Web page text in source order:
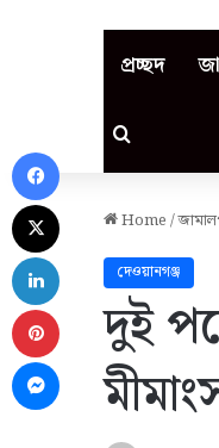
প্রচ্ছদ
Search for
Home/
দেওয়ানগঞ্জ
দুই
Facebook
LinkedIn
Pinterest
Messenger